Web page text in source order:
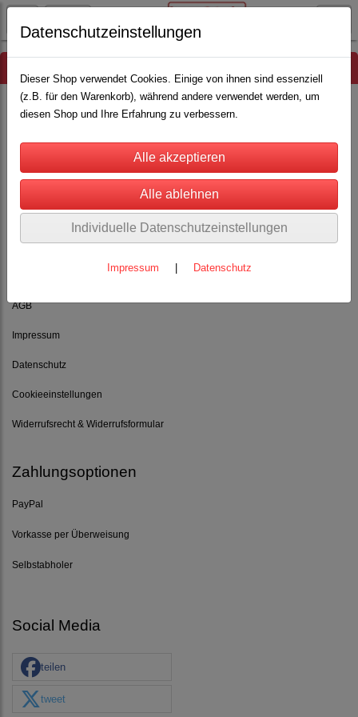
AGB
Impressum
Datenschutz
Cookieeinstellungen
Widerrufsrecht & Widerrufsformular
Zahlungsoptionen
PayPal
Vorkasse per Überweisung
Selbstabholer
Social Media
teilen
tweet
Datenschutzeinstellungen
Dieser Shop verwendet Cookies. Einige von ihnen sind essenziell
(z.B. für den Warenkorb), während andere verwendet werden, um
diesen Shop und Ihre Erfahrung zu verbessern.
Individuelle Datenschutzeinstellungen
Impressum Datenschutz